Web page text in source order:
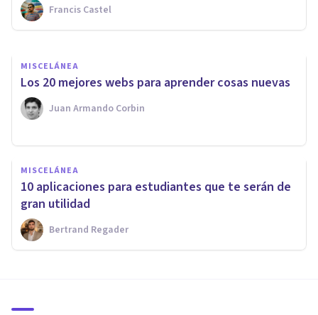
Francis Castel
Izzat Haykal
MISCELÁNEA
​Los 20 mejores webs para aprender cosas nuevas
Juan Armando Corbin
MISCELÁNEA
10 aplicaciones para estudiantes que te serán de
gran utilidad
Bertrand Regader